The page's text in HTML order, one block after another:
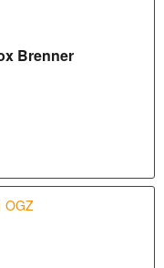
Brenner